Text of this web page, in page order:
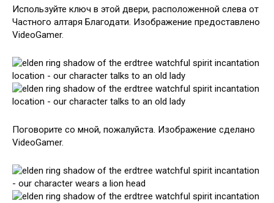
Используйте ключ в этой двери, расположенной слева от
Частного алтаря Благодати. Изображение предоставлено
VideoGamer.
Поговорите со мной, пожалуйста. Изображение сделано
VideoGamer.